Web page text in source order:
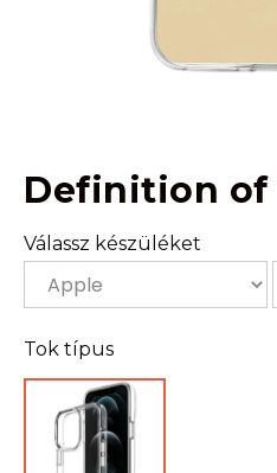
Definition of
Válassz készüléket
Tok típus